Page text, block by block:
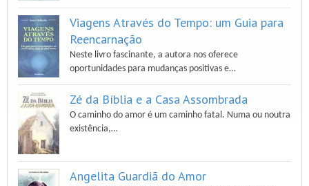
Viagens Através do Tempo: um Guia para
Reencarnação
Neste livro fascinante, a autora nos oferece
oportunidades para mudanças positivas e…
Zé da Bíblia e a Casa Assombrada
O caminho do amor é um caminho fatal. Numa ou noutra
existência,…
Angelita Guardiã do Amor